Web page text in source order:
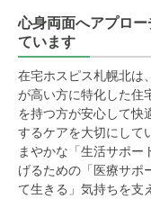
心身両面へアプロ
ています
在宅ホスピス札幌北は
が高い方に特化した住
を持つ方が安心して快
するケアを大切にして
まやかな「生活サポー
げるための「医療サポ
て生きる」気持ちを支